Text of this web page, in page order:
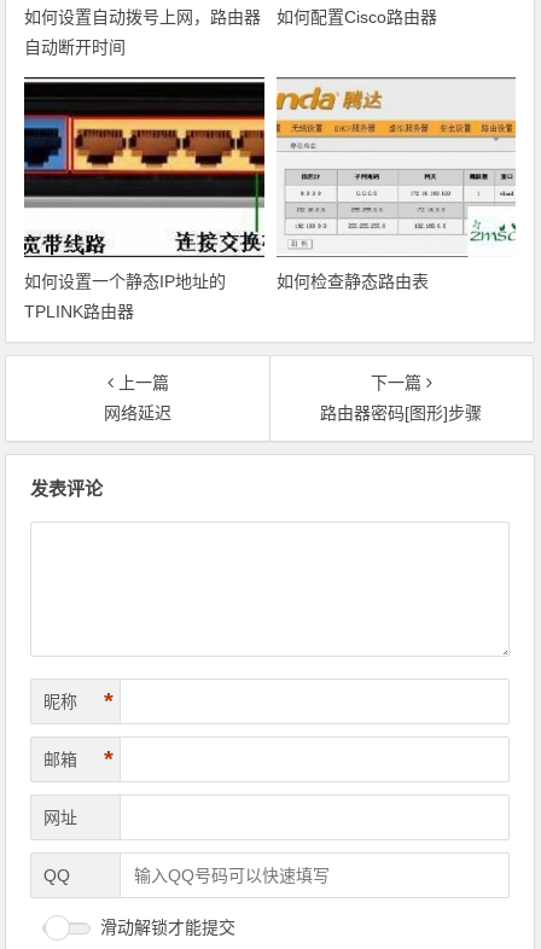
如何设置自动拨号上网，路由器
自动断开时间
如何配置Cisco路由器
如何设置一个静态IP地址的
TPLINK路由器
如何检查静态路由表
上一篇
网络延迟
下一篇
路由器密码[图形]步骤
发表评论
昵称 *
邮箱 *
网址
QQ
滑动解锁才能提交